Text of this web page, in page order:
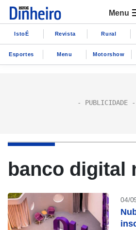
Menu
IstoÉ Revista Rural
Esportes Menu Motorshow
banco digital
04/